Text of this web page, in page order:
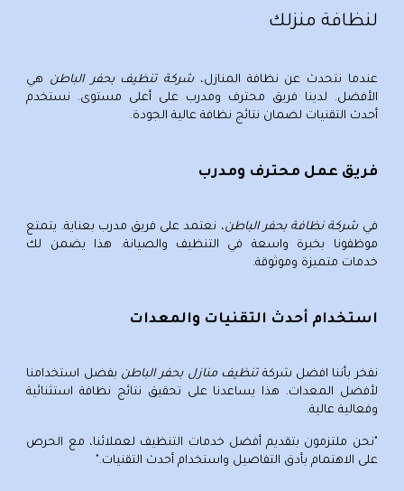
لنظافة منزلك
عندما نتحدث عن نظافة المنازل،شركة تنظيف بحفر الباطن هي
الأفضل. لدينا فريق محترف ومدرب على أعلى مستوى. نستخدم
أحدث التقنيات لضمان نتائج نظافة عالية الجودة.
فريق عمل محترف ومدرب
فيشركة نظافة بحفر الباطن، نعتمد على فريق مدرب بعناية. يتمتع
موظفونا بخبرة واسعة في التنظيف والصيانة. هذا يضمن لك
خدمات متميزة وموثوقة.
استخدام أحدث التقنيات والمعدات
نفخر بأننا افضل شركةتنظيف منازل بحفر الباطن بفضل استخدامنا
لأفضل المعدات. هذا يساعدنا على تحقيق نتائج نظافة استثنائية
وفعالية عالية.
"نحن ملتزمون بتقديم أفضل خدمات التنظيف لعملائنا، مع الحرص
على الاهتمام بأدق التفاصيل واستخدام أحدث التقنيات."